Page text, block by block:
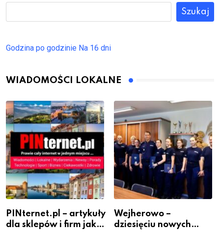
Szukaj
Godzina po godzinie Na 16 dni
WIADOMOŚCI LOKALNE
PINternet.pl – artykuły
dla sklepów i firm jako
Wejherowo –
dziesięciu nowych